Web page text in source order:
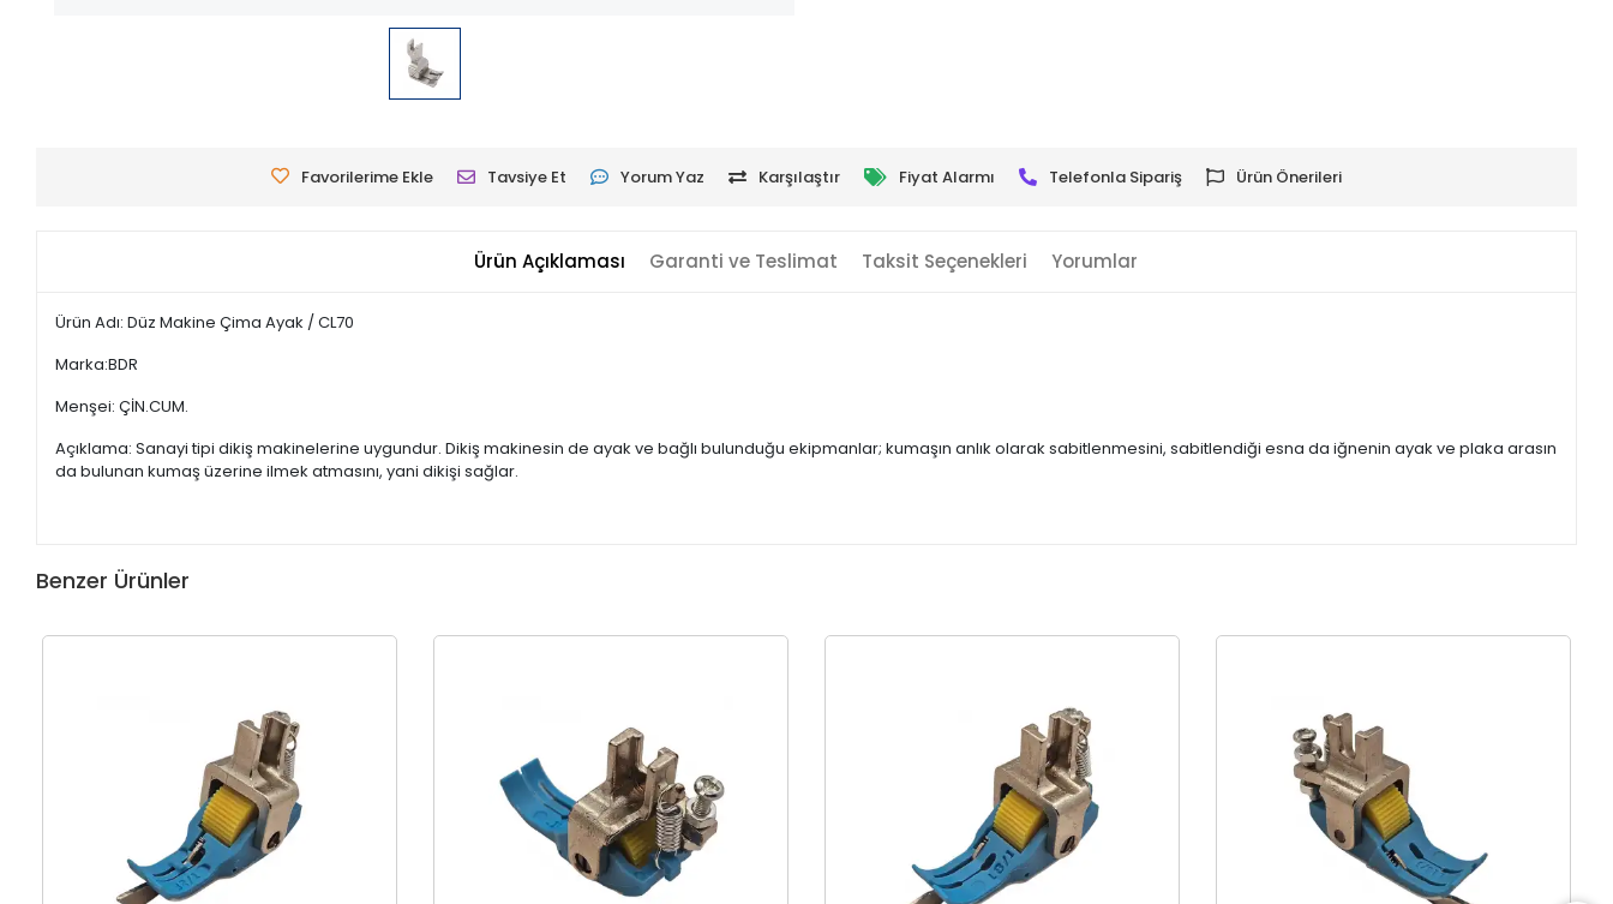
Favorilerime Ekle Tavsiye Et Yorum Yaz Karşılaştır Fiyat Alarmı Telefonla Sipariş Ürün Önerileri
Ürün Açıklaması Garanti ve Teslimat Taksit Seçenekleri Yorumlar
Ürün Adı: Düz Makine Çima Ayak / CL70
Marka:BDR
Menşei: ÇİN.CUM.
Açıklama: Sanayi tipi dikiş makinelerine uygundur. Dikiş makinesin de ayak ve bağlı bulunduğu ekipmanlar; kumaşın anlık olarak sabitlenmesini, sabitlendiği esna da iğnenin ayak ve plaka arasın
da bulunan kumaş üzerine ilmek atmasını, yani dikişi sağlar.
Benzer Ürünler